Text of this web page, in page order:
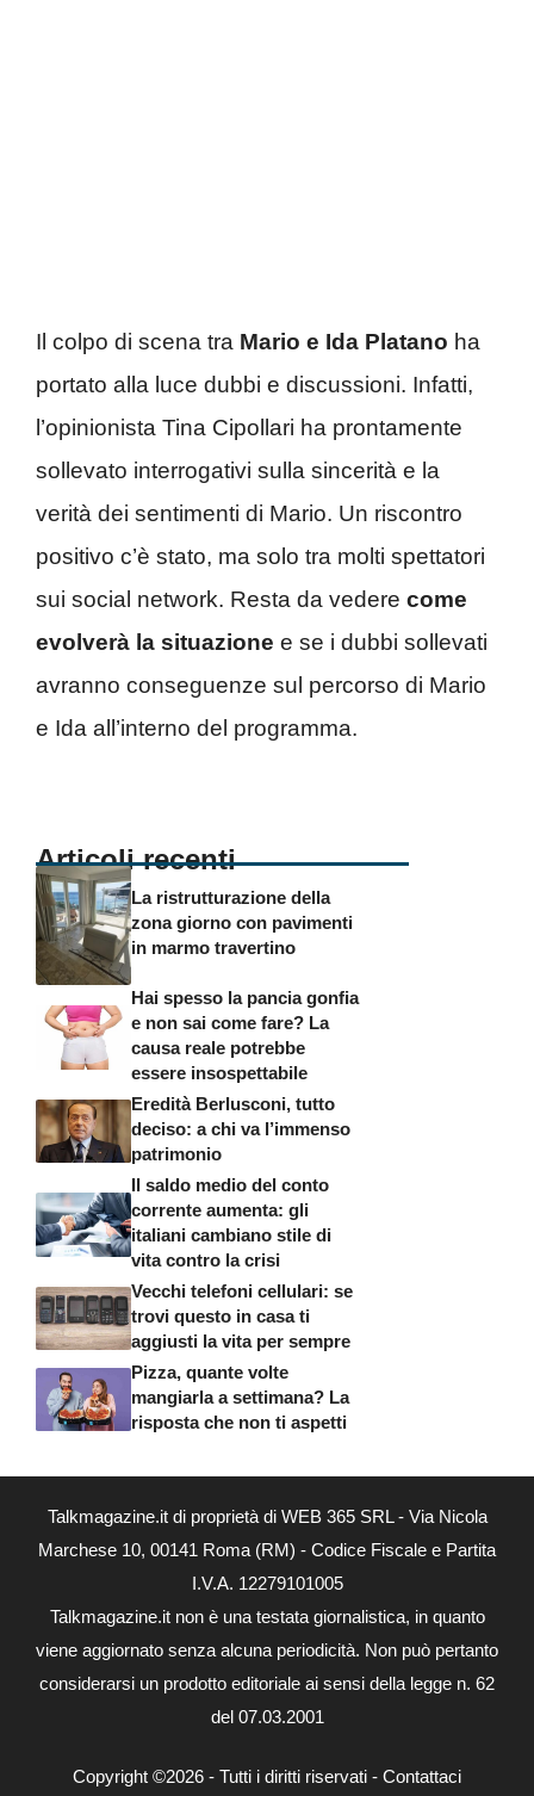
Il colpo di scena tra Mario e Ida Platano ha
portato alla luce dubbi e discussioni. Infatti,
l’opinionista Tina Cipollari ha prontamente
sollevato interrogativi sulla sincerità e la
verità dei sentimenti di Mario. Un riscontro
positivo c’è stato, ma solo tra molti spettatori
sui social network. Resta da vedere come
evolverà la situazione e se i dubbi sollevati
avranno conseguenze sul percorso di Mario
e Ida all’interno del programma.
Articoli recenti
La ristrutturazione della
zona giorno con pavimenti
in marmo travertino
Hai spesso la pancia gonfia
e non sai come fare? La
causa reale potrebbe
essere insospettabile
Eredità Berlusconi, tutto
deciso: a chi va l’immenso
patrimonio
Il saldo medio del conto
corrente aumenta: gli
italiani cambiano stile di
vita contro la crisi
Vecchi telefoni cellulari: se
trovi questo in casa ti
aggiusti la vita per sempre
Pizza, quante volte
mangiarla a settimana? La
risposta che non ti aspetti
Talkmagazine.it di proprietà di WEB 365 SRL - Via Nicola
Marchese 10, 00141 Roma (RM) - Codice Fiscale e Partita
I.V.A. 12279101005
Talkmagazine.it non è una testata giornalistica, in quanto
viene aggiornato senza alcuna periodicità. Non può pertanto
considerarsi un prodotto editoriale ai sensi della legge n. 62
del 07.03.2001
Copyright ©2026 - Tutti i diritti riservati - Contattaci